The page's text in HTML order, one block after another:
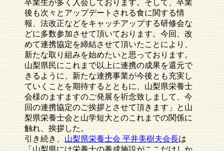
卒業生が多く入会しております。そして、卒業
後も次々とアップデートされる食に関する情
報、法改正などをキャッチアップする研修会な
どに多数参加させて頂いております。今回、改
めて連携協定を締結させて頂いたことにより、
新たな取り組みを始めたいと思っております。
山梨県民にこれまで以上に連携の成果を還元で
きるように、新たな連携事業が今後とも充実し
ていくことを期待するとともに、山梨県栄養士
会様のますますのご発展を祈念致しまして、今
回の連携協定のご挨拶とさせて頂きます」と山
梨県栄養士会と山学短大とのこれまでの関係に
触れ、挨拶した。
引き続き、山梨県栄養士会 平井美樹夫会長は
「山梨県には栄養士の養成施設がここだけしか